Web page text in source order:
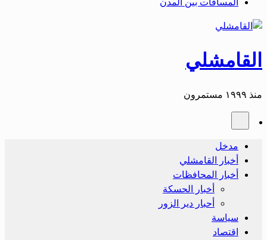
القامشلي
منذ ١٩٩٩ مستمرون
مدخل
أخبار القامشلي
أخبار المحافظات
أخبار الحسكة
أحبار دير الزور
سياسة
اقتصاد